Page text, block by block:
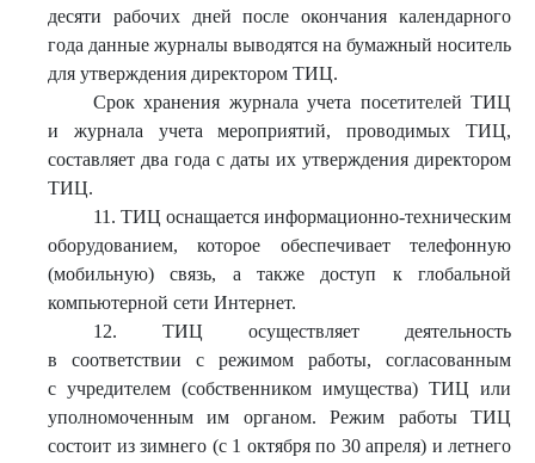
десяти рабочих дней после окончания календарного
года данные журналы выводятся на бумажный носитель
для утверждения директором ТИЦ.
Срок хранения журнала учета посетителей ТИЦ
и журнала учета мероприятий, проводимых ТИЦ,
составляет два года с даты их утверждения директором
ТИЦ.
11. ТИЦ оснащается информационно-техническим
оборудованием, которое обеспечивает телефонную
(мобильную) связь, а также доступ к глобальной
компьютерной сети Интернет.
12. ТИЦ осуществляет деятельность
в соответствии с режимом работы, согласованным
с учредителем (собственником имущества) ТИЦ или
уполномоченным им органом. Режим работы ТИЦ
состоит из зимнего (с 1 октября по 30 апреля) и летнего